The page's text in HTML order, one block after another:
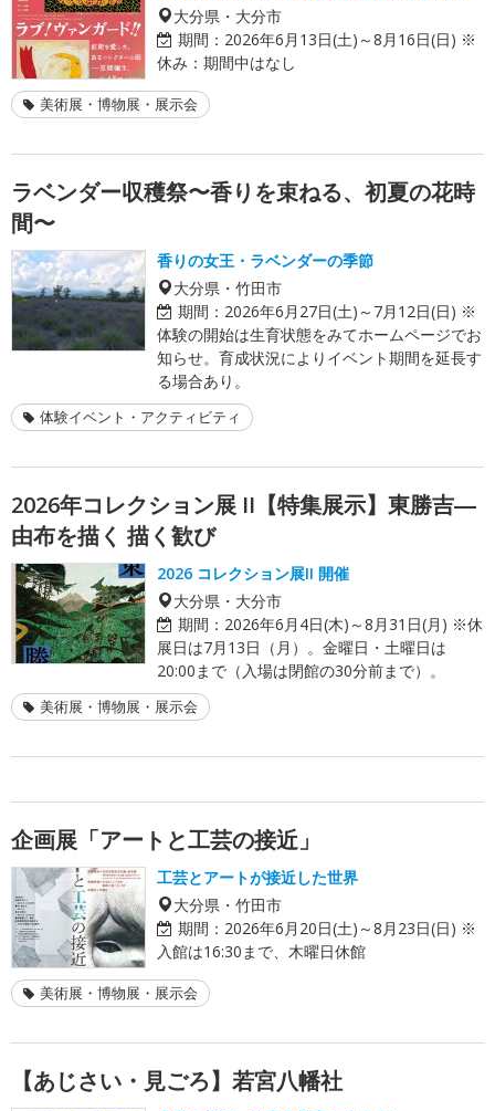
大分県・大分市
期間： 2026年6月13日(土)～8月16日(日) ※
休み：期間中はなし
美術展・博物展・展示会
ラベンダー収穫祭〜香りを束ねる、初夏の花時
間〜
香りの女王・ラベンダーの季節
大分県・竹田市
期間： 2026年6月27日(土)～7月12日(日) ※
体験の開始は生育状態をみてホームページでお
知らせ。育成状況によりイベント期間を延長す
る場合あり。
体験イベント・アクティビティ
2026年コレクション展 II【特集展示】東勝吉―
由布を描く 描く歓び
2026 コレクション展II 開催
大分県・大分市
期間： 2026年6月4日(木)～8月31日(月) ※休
展日は7月13日（月）。金曜日・土曜日は
20:00まで（入場は閉館の30分前まで）。
美術展・博物展・展示会
企画展「アートと工芸の接近」
工芸とアートが接近した世界
大分県・竹田市
期間： 2026年6月20日(土)～8月23日(日) ※
入館は16:30まで、木曜日休館
美術展・博物展・展示会
【あじさい・見ごろ】若宮八幡社